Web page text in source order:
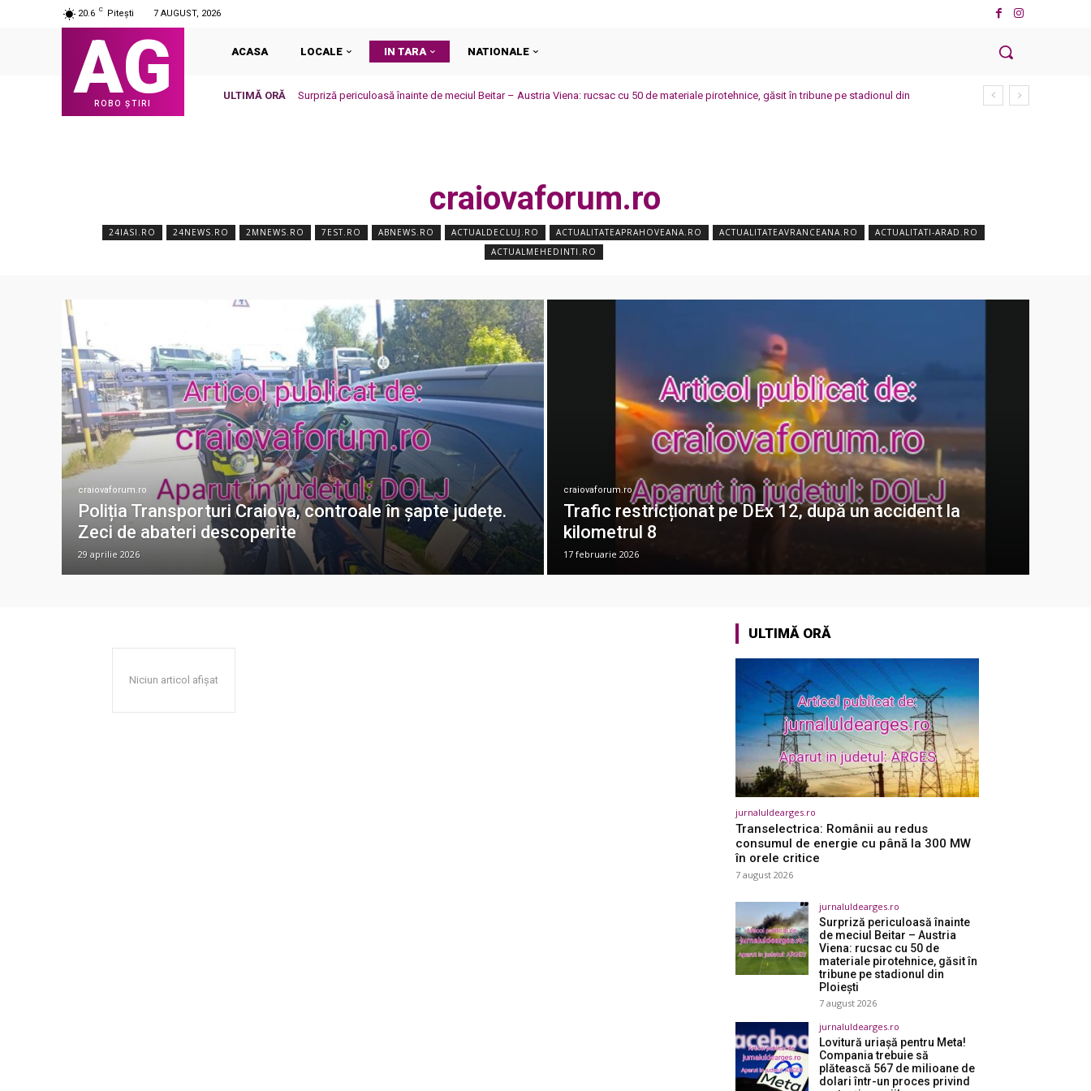
20.6 C Pitești 7 AUGUST, 2026
AG
ROBO ȘTIRI
ACASA LOCALE IN TARA NATIONALE
ULTIMĂ ORĂ
Surpriză periculoasă înainte de meciul Beitar – Austria Viena: rucsac cu 50 de materiale pirotehnice, găsit în tribune pe stadionul din
craiovaforum.ro
24IASI.RO 24NEWS.RO 2MNEWS.RO 7EST.RO ABNEWS.RO ACTUALDECLUJ.RO ACTUALITATEAPRAHOVEANA.RO ACTUALITATEAVRANCEANA.RO
ACTUALITATI-ARAD.RO
ACTUALMEHEDINTI.RO
craiovaforum.ro
Poliția Transporturi Craiova, controale în șapte județe.
Zeci de abateri descoperite
29 aprilie 2026
craiovaforum.ro
Trafic restricționat pe DEx 12, după un accident la
kilometrul 8
17 februarie 2026
Niciun articol afișat
ULTIMĂ ORĂ
jurnaluldearges.ro
Transelectrica: Românii au redus
consumul de energie cu până la 300 MW
în orele critice
7 august 2026
jurnaluldearges.ro
Surpriză periculoasă înainte
de meciul Beitar – Austria
Viena: rucsac cu 50 de
materiale pirotehnice, găsit în
tribune pe stadionul din
Ploiești
7 august 2026
jurnaluldearges.ro
Lovitură uriașă pentru Meta!
Compania trebuie să
plătească 567 de milioane de
dolari într-un proces privind